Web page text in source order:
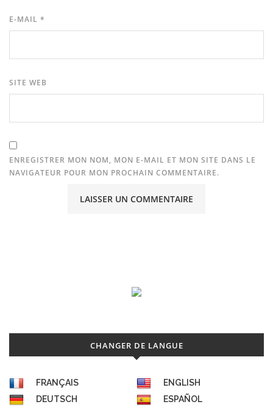
E-MAIL *
SITE WEB
ENREGISTRER MON NOM, MON E-MAIL ET MON SITE DANS LE
NAVIGATEUR POUR MON PROCHAIN COMMENTAIRE.
CHANGER DE LANGUE
FRANÇAIS
ENGLISH
DEUTSCH
ESPAÑOL